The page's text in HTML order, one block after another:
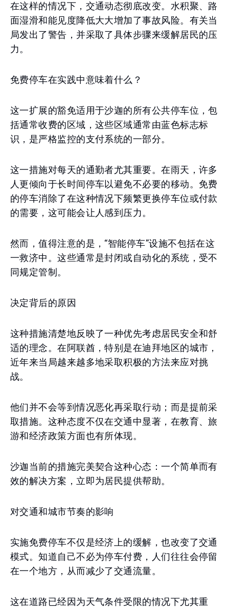
在这样的情况下，交通动态彻底改变。水积聚、路
面湿滑和能见度降低大大增加了事故风险。有关当
局发出了警告，并采取了具体步骤来缓解居民的压
力。
免费停车在实践中意味着什么？
这一扩展的豁免适用于沙迦的所有公共停车位，包
括通常收费的区域，这些区域通常由蓝色标志标
识，是严格监控的支付系统的一部分。
这一措施对每天的通勤者尤其重要。在雨天，许多
人更倾向于长时间停车以避免不必要的移动。免费
的停车消除了在这种情况下频繁更换停车位或付款
的需要，这可能会让人感到压力。
然而，值得注意的是，“智能停车”设施不包括在这
一救济中。这些通常是封闭或自动化的系统，受不
同规定管制。
决定背后的原因
这种措施清楚地反映了一种优先考虑居民安全和舒
适的理念。在阿联酋，特别是在迪拜地区的城市，
近年来当局越来越多地采取积极的方法来应对挑
战。
他们并不会等到情况恶化再采取行动；而是提前采
取措施。这种态度不仅在交通中显著，在教育、旅
游和经济政策方面也有所体现。
沙迦当前的措施完美契合这种心态：一个简单而有
效的解决方案，立即为居民提供帮助。
对交通和城市节奏的影响
实施免费停车不仅是经济上的缓解，也改变了交通
模式。知道自己不必为停车付费，人们往往会停留
在一个地方，从而减少了交通流量。
这在道路已经因为天气条件受限的情况下尤其重